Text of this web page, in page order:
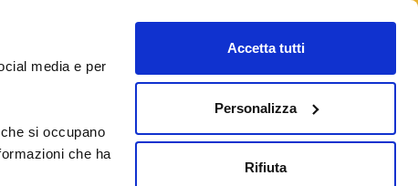
media e per
si occupano
che ha
Accetta tutti
Personalizza
Rifiuta
09/2026 Corsi Forex Online Blog